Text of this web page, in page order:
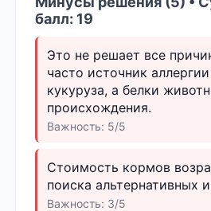
балл: 19
Это не решает все
часто источник
кукуруза, а белки
происхождения.
Важность: 5/5
Стоимость кормов
поиска альтернативных
Важность: 3/5